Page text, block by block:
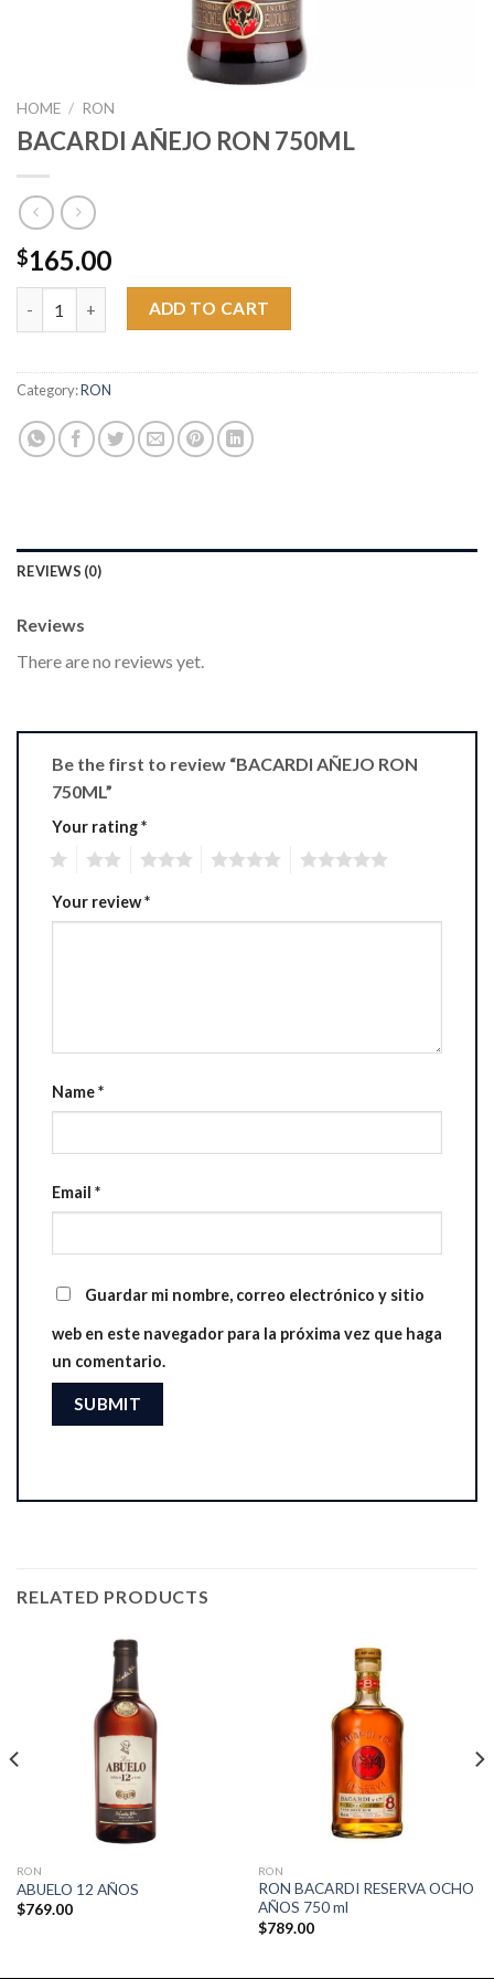
HOME / RON
BACARDI AÑEJO RON 750ML
$165.00
BACARDI AÑEJO RON 750ML quantity
ADD TO CART
Category:RON
REVIEWS (0)
Reviews
There are no reviews yet.
Be the first to review “BACARDI AÑEJO RON
750ML”
Your rating*
Your review*
Name*
Email *
Guardar mi nombre, correo electrónico y sitio
web en este navegador para la próxima vez que haga
un comentario.
RELATED PRODUCTS
RON
ABUELO 12 AÑOS
$769.00
RON
RON BACARDI RESERVA OCHO
AÑOS 750 ml
$789.00